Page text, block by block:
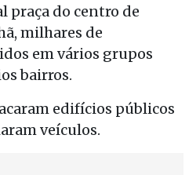
praça do centro de
milhares de
em vários grupos
bairros.
edifícios públicos
veículos.